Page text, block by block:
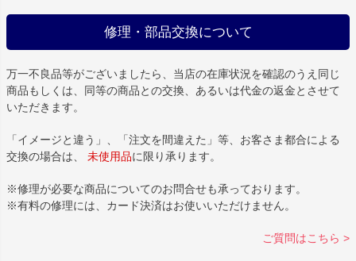
修理・部品交換について
万一不良品等がございましたら、当店の在庫状況を確認のうえ同じ
商品もしくは、同等の商品との交換、あるいは代金の返金とさせて
いただきます。
「イメージと違う」、「注文を間違えた」等、お客さま都合による
交換の場合は、 未使用品に限り承ります。
※修理が必要な商品についてのお問合せも承っております。
※有料の修理には、カード決済はお使いいただけません。
ご質問はこちら >